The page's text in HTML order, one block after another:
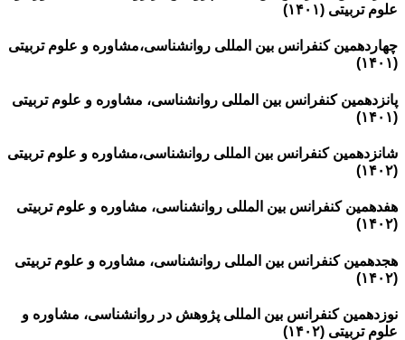
علوم تربیتی (۱۴۰۱)
چهاردهمین کنفرانس بین المللی روانشناسی،مشاوره و علوم تربیتی
(۱۴۰۱)
پانزدهمین کنفرانس بین المللی روانشناسی، مشاوره و علوم تربیتی
(۱۴۰۱)
شانزدهمین کنفرانس بین المللی روانشناسی،مشاوره و علوم تربیتی
(۱۴۰۲)
هفدهمین کنفرانس بین المللی روانشناسی، مشاوره و علوم تربیتی
(۱۴۰۲)
هجدهمین کنفرانس بین المللی روانشناسی، مشاوره و علوم تربیتی
(۱۴۰۲)
نوزدهمین کنفرانس بین المللی پژوهش در روانشناسی، مشاوره و
علوم تربیتی (۱۴۰۲)